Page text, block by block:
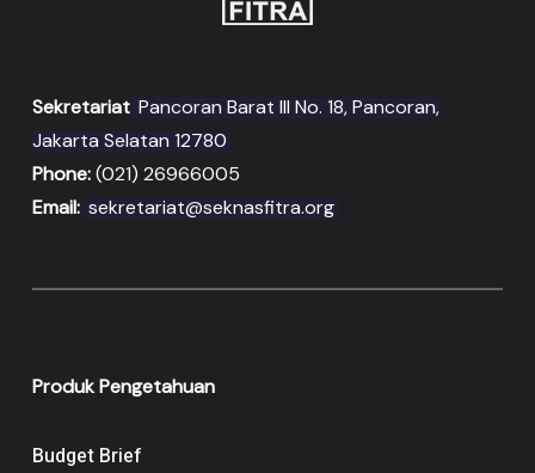
Sekretariat Pancoran Barat III No. 18, Pancoran,
Jakarta Selatan 12780
Phone:(021) 26966005
Email: sekretariat@seknasfitra.org
Produk Pengetahuan
Budget Brief